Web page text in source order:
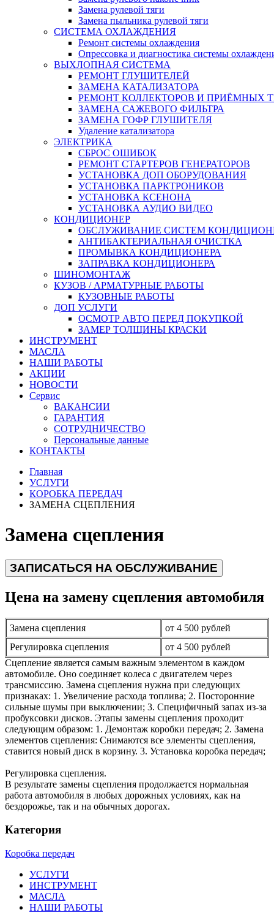
Замена рулевой тяги
Замена пыльника рулевой тяги
СИСТЕМА ОХЛАЖДЕНИЯ
Ремонт системы охлаждения
Опрессовка и диагностика системы
ВЫХЛОПНАЯ СИСТЕМА
РЕМОНТ ГЛУШИТЕЛЕЙ
ЗАМЕНА КАТАЛИЗАТОРА
РЕМОНТ КОЛЛЕКТОРОВ И ПРИЁМНЫХ
ЗАМЕНА САЖЕВОГО ФИЛЬТРА
ЗАМЕНА ГОФР ГЛУШИТЕЛЯ
Удаление катализатора
ЭЛЕКТРИКА
СБРОС ОШИБОК
РЕМОНТ СТАРТЕРОВ ГЕНЕРАТОРОВ
УСТАНОВКА ДОП ОБОРУДОВАНИЯ
УСТАНОВКА ПАРКТРОНИКОВ
УСТАНОВКА КСЕНОНА
УСТАНОВКА АУДИО ВИДЕО
КОНДИЦИОНЕР
ОБСЛУЖИВАНИЕ СИСТЕМ
АНТИБАКТЕРИАЛЬНАЯ ОЧИСТКА
ПРОМЫВКА КОНДИЦИОНЕРА
ЗАПРАВКА КОНДИЦИОНЕРА
ШИНОМОНТАЖ
КУЗОВ / АРМАТУРНЫЕ РАБОТЫ
КУЗОВНЫЕ РАБОТЫ
ДОП УСЛУГИ
ОСМОТР АВТО ПЕРЕД ПОКУПКОЙ
ЗАМЕР ТОЛЩИНЫ КРАСКИ
ИНСТРУМЕНТ
МАСЛА
НАШИ РАБОТЫ
АКЦИИ
НОВОСТИ
Сервис
ВАКАНСИИ
ГАРАНТИЯ
СОТРУДНИЧЕСТВО
Персональные данные
КОНТАКТЫ
Главная
УСЛУГИ
КОРОБКА ПЕРЕДАЧ
ЗАМЕНА СЦЕПЛЕНИЯ
Замена сцепления
ЗАПИСАТЬСЯ НА ОБСЛУЖИВАНИЕ
Цена на замену сцепления автомобиля
Замена сцепления
от 4 500 рублей
Регулировка сцепления
от 4 500 рублей
Сцепление является самым важным элементом в каждом
автомобиле. Оно соединяет колеса с двигателем через
трансмиссию. Замена сцепления нужна при следующих
признаках: 1. Увеличение расхода топлива; 2. Посторонние
сильные шумы при выключении; 3. Специфичный запах из-за
пробуксовки дисков. Этапы замены сцепления проходит
следующим образом: 1. Демонтаж коробки передач; 2. Замена
элементов сцепления: Снимаются все элементы сцепления,
ставится новый диск в корзину. 3. Установка коробка передач;
Регулировка сцепления.
В результате замены сцепления продолжается нормальная
работа автомобиля в любых дорожных условиях, как на
бездорожье, так и на обычных дорогах.
Категория
Коробка передач
УСЛУГИ
ИНСТРУМЕНТ
МАСЛА
НАШИ РАБОТЫ